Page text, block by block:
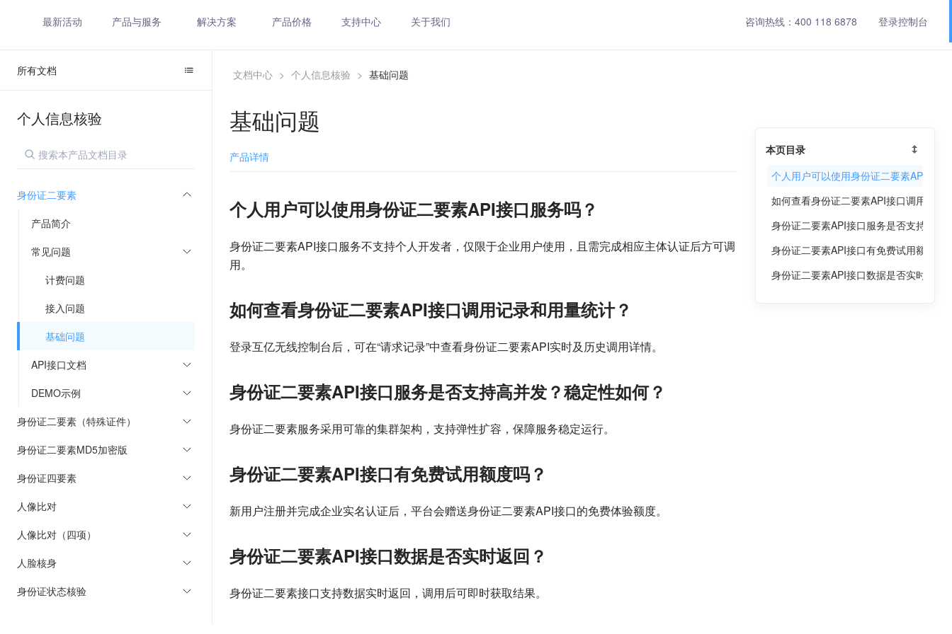
最新活动 产品与服务 解决方案 产品价格 支持中心 关于我们 咨询热线： 400 118 6878 登录控制台
所有文档
个人信息核验
身份证二要素
产品简介
常见问题
计费问题
接入问题
基础问题
API接口文档
DEMO示例
身份证二要素（特殊证件）
身份证二要素MD5加密版
身份证四要素
人像比对
人像比对（四项）
人脸核身
身份证状态核验
文档中心 > 个人信息核验 > 基础问题
基础问题
产品详情
个人用户可以使用身份证二要素API接口服务吗？
身份证二要素API接口服务不支持个人开发者，仅限于企业用户使用，且需完成相应主体认证后方可调
用。
如何查看身份证二要素API接口调用记录和用量统计？
登录互亿无线控制台后，可在“请求记录”中查看身份证二要素API实时及历史调用详情。
身份证二要素API接口服务是否支持高并发？稳定性如何？
身份证二要素服务采用可靠的集群架构，支持弹性扩容，保障服务稳定运行。
身份证二要素API接口有免费试用额度吗？
新用户注册并完成企业实名认证后，平台会赠送身份证二要素API接口的免费体验额度。
身份证二要素API接口数据是否实时返回？
身份证二要素接口支持数据实时返回，调用后可即时获取结果。
本页目录
个人用户可以使用身份证二要素API接口
如何查看身份证二要素API接口调用记录
身份证二要素API接口服务是否支持高并
身份证二要素API接口有免费试用额度吗
身份证二要素API接口数据是否实时返回